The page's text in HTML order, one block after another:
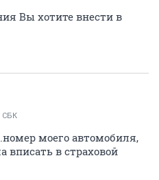
Вы хотите внести в
СБК
моего автомобиля,
вписать в страховой